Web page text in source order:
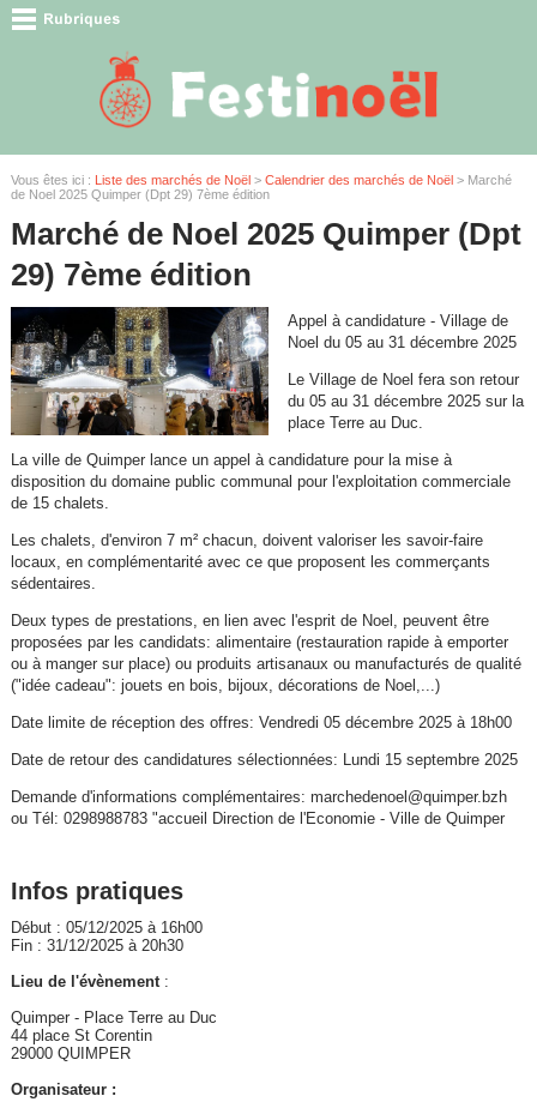
Vous êtes ici : Liste des marchés de Noël> Calendrier des marchés de Noël> Marché
de Noel 2025 Quimper (Dpt 29) 7ème édition
Marché de Noel 2025 Quimper (Dpt
29) 7ème édition
Appel à candidature - Village de
Noel du 05 au 31 décembre 2025
Le Village de Noel fera son retour
du 05 au 31 décembre 2025 sur la
place Terre au Duc.
La ville de Quimper lance un appel à candidature pour la mise à
disposition du domaine public communal pour l'exploitation commerciale
de 15 chalets.
Les chalets, d'environ 7 m² chacun, doivent valoriser les savoir-faire
locaux, en complémentarité avec ce que proposent les commerçants
sédentaires.
Deux types de prestations, en lien avec l'esprit de Noel, peuvent être
proposées par les candidats: alimentaire (restauration rapide à emporter
ou à manger sur place) ou produits artisanaux ou manufacturés de qualité
("idée cadeau": jouets en bois, bijoux, décorations de Noel,...)
Date limite de réception des offres: Vendredi 05 décembre 2025 à 18h00
Date de retour des candidatures sélectionnées: Lundi 15 septembre 2025
Demande d'informations complémentaires: marchedenoel@quimper.bzh
ou Tél: 0298988783 "accueil Direction de l'Economie - Ville de Quimper
Infos pratiques
Début : 05/12/2025 à 16h00
Fin : 31/12/2025 à 20h30
Lieu de l'évènement:
Quimper - Place Terre au Duc
44 place St Corentin
29000 QUIMPER
Organisateur :